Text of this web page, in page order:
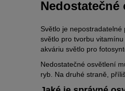
Nedostatečné
Světlo je
světlo pro tvorbu
akváriu světlo pro
Nedostatečné osvětlení
ryb. Na druhé straně,